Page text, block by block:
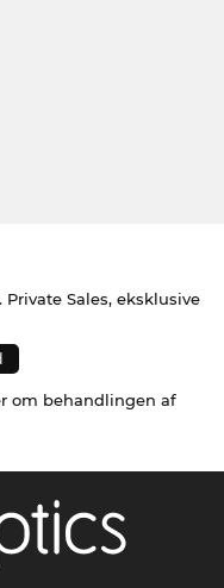
Sales, eksklusive
om behandlingen af